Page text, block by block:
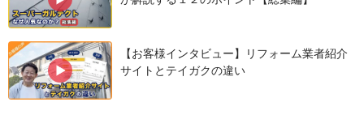
の侵入を防ぎます。
【お客様インタビュー】リフォーム業者紹介
サイトとテイガクの違い